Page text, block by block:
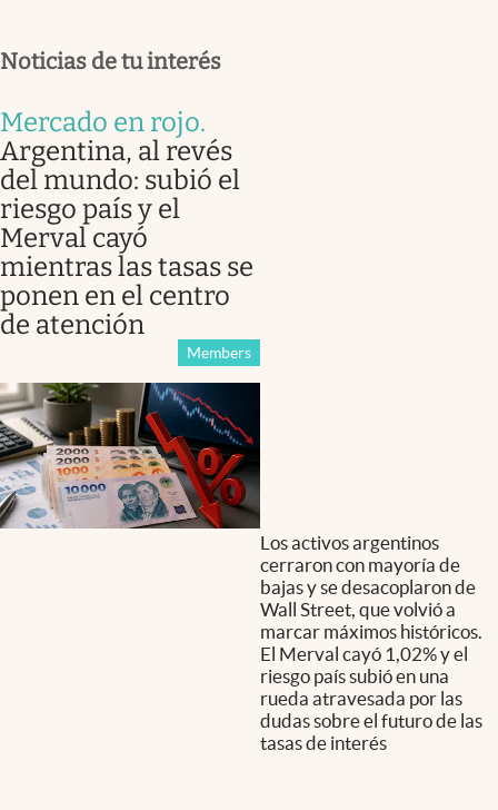
Noticias de tu interés
Mercado en rojo.
Argentina, al revés
del mundo: subió el
riesgo país y el
Merval cayó
mientras las tasas se
ponen en el centro
de atención
Members
Los activos argentinos
cerraron con mayoría de
bajas y se desacoplaron de
Wall Street, que volvió a
marcar máximos históricos.
El Merval cayó 1,02% y el
riesgo país subió en una
rueda atravesada por las
dudas sobre el futuro de las
tasas de interés